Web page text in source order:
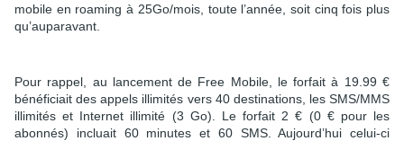
mobile en roaming à 25Go/mois, toute l’année, soit cinq fois plus
qu’auparavant.
Pour rappel, au lancement de Free Mobile, le forfait à 19.99 €
bénéficiait des appels illimités vers 40 destinations, les SMS/MMS
illimités et Internet illimité (3 Go). Le forfait 2 € (0 € pour les
abonnés) incluait 60 minutes et 60 SMS. Aujourd’hui celui-ci